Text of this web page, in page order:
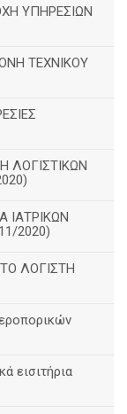
ΥΠΗΡΕΣΙΩΝ
ΤΕΧΝΙΚΟΥ
ΛΟΓΙΣΤΙΚΩΝ
ΙΑΤΡΙΚΩΝ
2020)
ΛΟΓΙΣΤΗ
εισιτήρια